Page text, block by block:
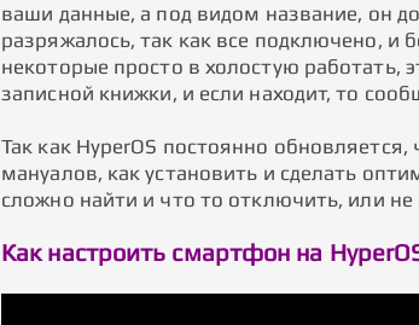
ваши данные, а под видом название, он
разряжалось, так как все подключено, и
некоторые просто в холостую работать,
записной книжки, и если находит, то
Так как HyperOS постоянно
мануалов, как установить и сделать
сложно найти и что то отключить, или
Как настроить смартфон на